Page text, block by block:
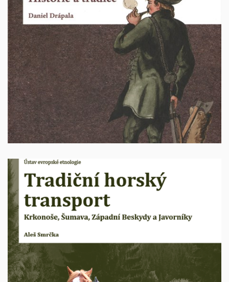
Portáši. Historie a tradice
Autor: Daniel Drápala, Brno 2017. 200 stran. ISBN: 978-
80-210-8831-3
100 Kč + poštovné
Tradiční horský transport Krkonoše, Šumava,
Autor: Aleš Smrčka, Brno 2021, 255 s., ISBN 978-80-
210-9929-6